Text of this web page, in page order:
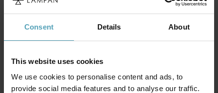
Consent Details About
This website uses cookies
We use cookies to personalise content and ads, to
provide social media features and to analyse our traffic.
TILBUD